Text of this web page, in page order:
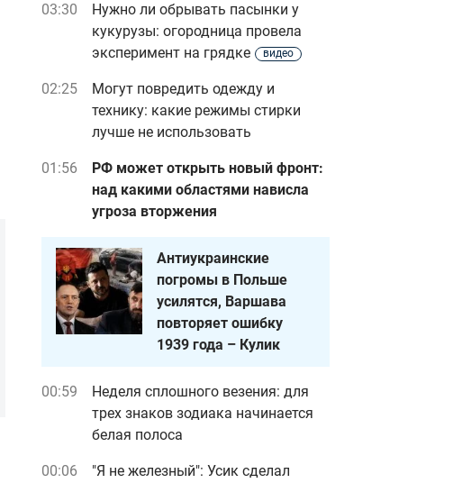
03:30
Нужно ли обрывать пасынки у
кукурузы: огородница провела
эксперимент на грядке
видео
02:25
Могут повредить одежду и
технику: какие режимы стирки
лучше не использовать
01:56
РФ может открыть новый фронт:
над какими областями нависла
угроза вторжения
Антиукраинские
погромы в Польше
усилятся, Варшава
повторяет ошибку
1939 года – Кулик
00:59
Неделя сплошного везения: для
трех знаков зодиака начинается
белая полоса
00:06
"Я не железный": Усик сделал